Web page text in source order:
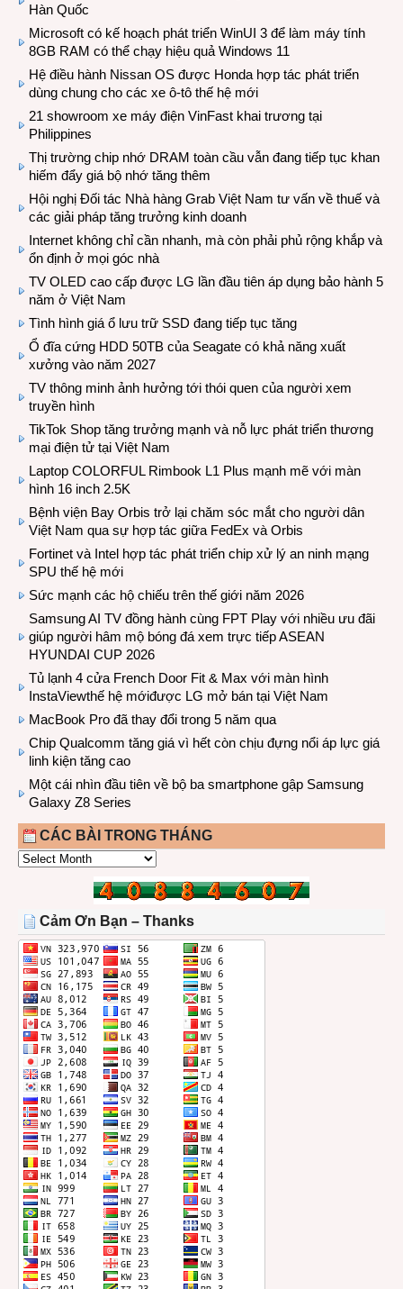
Hàn Quốc
Microsoft có kế hoạch phát triển WinUI 3 để làm máy tính
8GB RAM có thể chạy hiệu quả Windows 11
Hệ điều hành Nissan OS được Honda hợp tác phát triển
dùng chung cho các xe ô-tô thế hệ mới
21 showroom xe máy điện VinFast khai trương tại
Philippines
Thị trường chip nhớ DRAM toàn cầu vẫn đang tiếp tục khan
hiếm đẩy giá bộ nhớ tăng thêm
Hội nghị Đối tác Nhà hàng Grab Việt Nam tư vấn về thuế và
các giải pháp tăng trưởng kinh doanh
Internet không chỉ cần nhanh, mà còn phải phủ rộng khắp và
ổn định ở mọi góc nhà
TV OLED cao cấp được LG lần đầu tiên áp dụng bảo hành 5
năm ở Việt Nam
Tình hình giá ổ lưu trữ SSD đang tiếp tục tăng
Ổ đĩa cứng HDD 50TB của Seagate có khả năng xuất
xưởng vào năm 2027
TV thông minh ảnh hưởng tới thói quen của người xem
truyền hình
TikTok Shop tăng trưởng mạnh và nỗ lực phát triển thương
mại điện tử tại Việt Nam
Laptop COLORFUL Rimbook L1 Plus mạnh mẽ với màn
hình 16 inch 2.5K
Bệnh viện Bay Orbis trở lại chăm sóc mắt cho người dân
Việt Nam qua sự hợp tác giữa FedEx và Orbis
Fortinet và Intel hợp tác phát triển chip xử lý an ninh mạng
SPU thế hệ mới
Sức mạnh các hộ chiếu trên thế giới năm 2026
Samsung AI TV đồng hành cùng FPT Play với nhiều ưu đãi
giúp người hâm mộ bóng đá xem trực tiếp ASEAN
HYUNDAI CUP 2026
Tủ lạnh 4 cửa French Door Fit & Max với màn hình
InstaViewthế hệ mớiđược LG mở bán tại Việt Nam
MacBook Pro đã thay đổi trong 5 năm qua
Chip Qualcomm tăng giá vì hết còn chịu đựng nổi áp lực giá
linh kiện tăng cao
Một cái nhìn đầu tiên về bộ ba smartphone gập Samsung
Galaxy Z8 Series
CÁC BÀI TRONG THÁNG
CÁC
THÁNG
Cảm Ơn Bạn – Thanks